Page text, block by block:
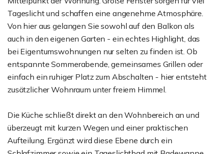
Tageslicht und schaffen eine angenehme Atmosphäre.
Von hier aus gelangen Sie sowohl auf den Balkon als
auch in den eigenen Garten - ein echtes Highlight, das
bei Eigentumswohnungen nur selten zu finden ist. Ob
entspannte Sommerabende, gemeinsames Grillen oder
einfach ein ruhiger Platz zum Abschalten - hier entsteht
zusätzlicher Wohnraum unter freiem Himmel.
Die Küche schließt direkt an den Wohnbereich an und
überzeugt mit kurzen Wegen und einer praktischen
Aufteilung. Ergänzt wird diese Ebene durch ein